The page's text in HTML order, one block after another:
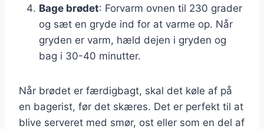
Bage brødet: Forvarm ovnen til 230 grader
og sæt en gryde ind for at varme op. Når
gryden er varm, hæld dejen i gryden og
bag i 30-40 minutter.
Når brødet er færdigbagt, skal det køle af på
en bagerist, før det skæres. Det er perfekt til at
blive serveret med smør, ost eller som en del af